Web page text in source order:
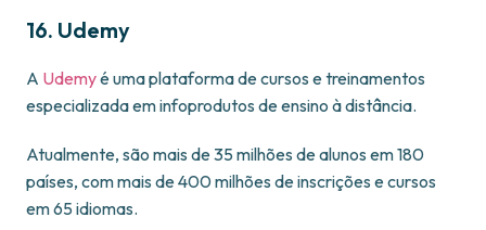
16. Udemy
A Udemyé uma plataforma de cursos e treinamentos
especializada em infoprodutos de ensino à distância.
Atualmente, são mais de 35 milhões de alunos em 180
países, com mais de 400 milhões de inscrições e cursos
em 65 idiomas.